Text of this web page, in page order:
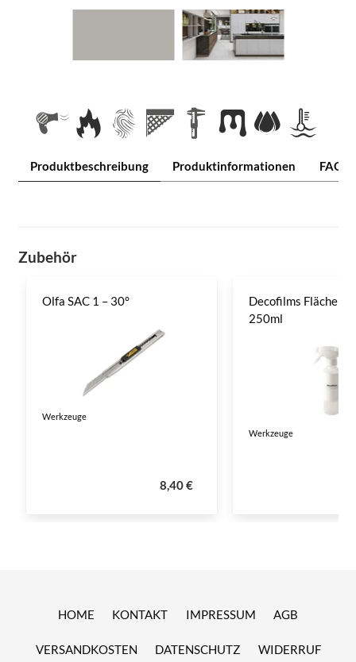
Produktbeschreibung Produktinformationen FAQ
Zubehör
Olfa SAC 1 – 30°
Werkzeuge
8,40 €
Decofilms
250ml
Werkzeuge
HOME KONTAKT IMPRESSUM AGB
VERSANDKOSTEN DATENSCHUTZ WIDERRUF